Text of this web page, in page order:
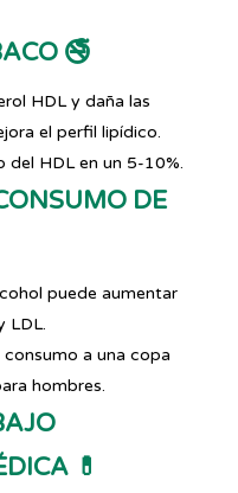
🚭
HDL y daña las
el perfil lipídico.
del HDL en un 5-10%.
DE
puede aumentar
LDL.
consumo a una copa
hombres.
💊